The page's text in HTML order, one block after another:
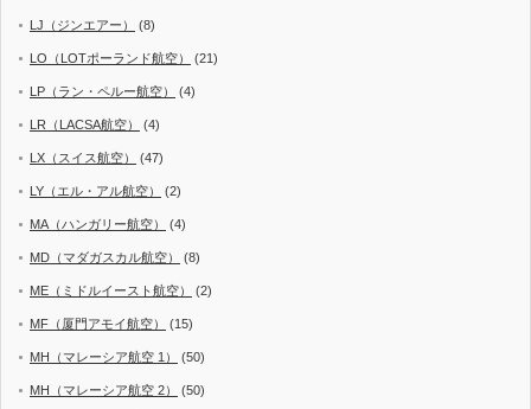
LJ（ジンエアー） (8)
LO（LOTポーランド航空） (21)
LP（ラン・ペルー航空） (4)
LR（LACSA航空） (4)
LX（スイス航空） (47)
LY（エル・アル航空） (2)
MA（ハンガリー航空） (4)
MD（マダガスカル航空） (8)
ME（ミドルイースト航空） (2)
MF（厦門アモイ航空） (15)
MH（マレーシア航空 1） (50)
MH（マレーシア航空 2） (50)